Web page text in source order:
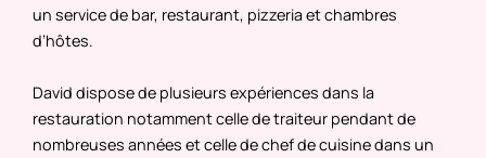
un service de bar, restaurant, pizzeria et chambres
d’hôtes.
David dispose de plusieurs expériences dans la
restauration notamment celle de traiteur pendant de
nombreuses années et celle de chef de cuisine dans un